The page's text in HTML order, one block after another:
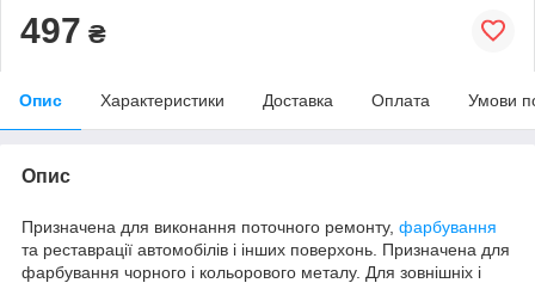
497 ₴
Опис Характеристики Доставка Оплата Умови
Опис
Призначена для виконання поточного ремонту, фарбування
та реставрації автомобілів і інших поверхонь. Призначена для
фарбування чорного і кольорового металу. Для зовнішніх і